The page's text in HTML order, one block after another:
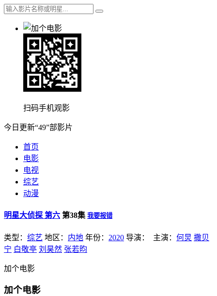
扫码手机观影
今日更新“49”部影片
首页
电影
电视
综艺
动漫
明星大侦探 第六 第38集 我要报错
类型： 综艺 地区： 内地 年份： 2020 导演： 主演： 何炅 撒贝
宁 白敬亭 刘昊然 张若昀
加个电影
加个电影